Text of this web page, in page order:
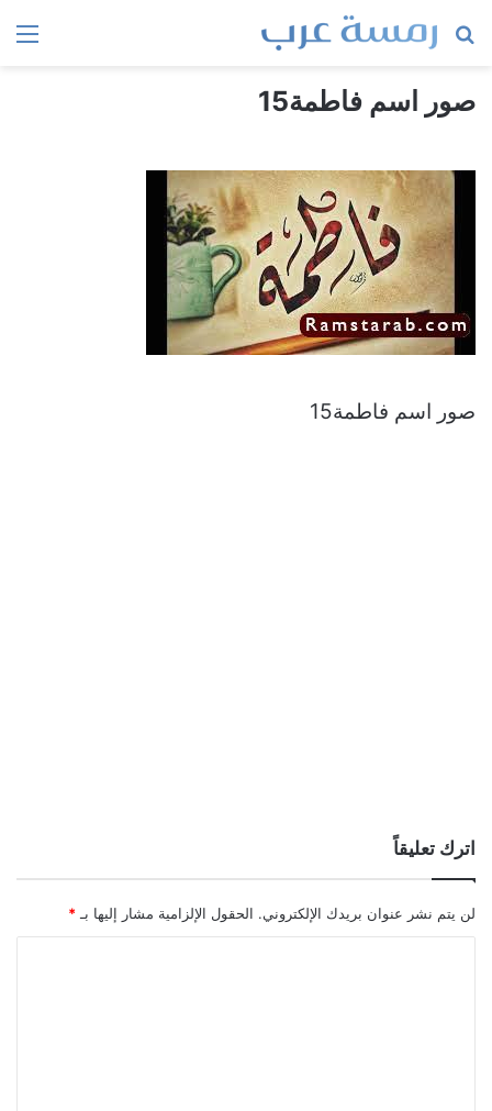
بحث
صور اسم فاطمة15
صور اسم فاطمة15
اترك تعليقاً
لن يتم نشر عنوان بريدك الإلكتروني. الحقول الإلزامية مشار إليها بـ *